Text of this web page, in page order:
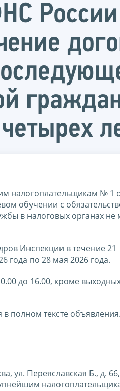
налогоплательщикам № 1
обучении с
в налоговых органах не
Инспекции в течение 21
года по 28 мая 2026 года.
до 16.00, кроме
полном тексте
ул. Переяславская Б., д.